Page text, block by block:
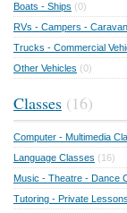
Boats - Ships (0)
RVs - Campers -
Trucks - Commercial
Other Vehicles (0)
Classes (16)
Computer - Multimedia
Language Classes (16)
Music - Theatre - Dance
Tutoring - Private Lessons